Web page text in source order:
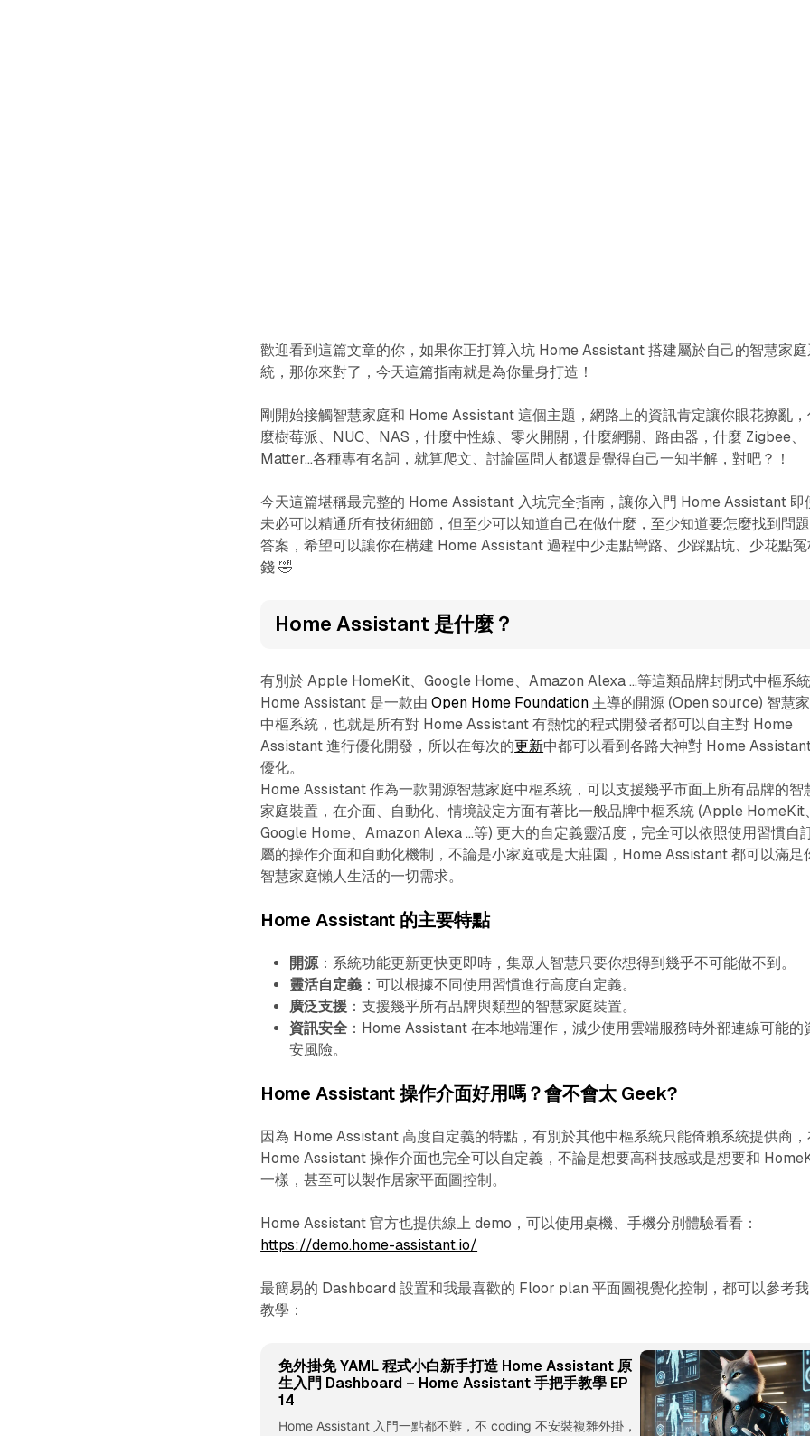
歡迎看到這篇文章的你，如果你正打算入坑 Home Assistant 搭建屬於自己的智慧家
統，那你來對了，今天這篇指南就是為你量身打造！
剛開始接觸智慧家庭和 Home Assistant 這個主題，網路上的資訊肯定讓你眼花撩亂
麼樹莓派、NUC、NAS，什麼中性線、零火開關，什麼網關、路由器，什麼 Zigbee、
Matter...各種專有名詞，就算爬文、討論區問人都還是覺得自己一知半解，對吧？！
今天這篇堪稱最完整的 Home Assistant 入坑完全指南，讓你入門 Home Assistant 即
未必可以精通所有技術細節，但至少可以知道自己在做什麼，至少知道要怎麼找到問
答案，希望可以讓你在構建 Home Assistant 過程中少走點彎路、少踩點坑、少花點冤
錢 🤣
Home Assistant 是什麼？
有別於 Apple HomeKit、Google Home、Amazon Alexa ...等這類品牌封閉式中樞系統
Home Assistant 是一款由Open Home Foundation 主導的開源 (Open source) 智慧
中樞系統，也就是所有對 Home Assistant 有熱忱的程式開發者都可以自主對 Home
Assistant 進行優化開發，所以在每次的更新中都可以看到各路大神對 Home
優化。
Home Assistant 作為一款開源智慧家庭中樞系統，可以支援幾乎市面上所有品牌的智
家庭裝置，在介面、自動化、情境設定方面有著比一般品牌中樞系統 (Apple HomeKit、
Google Home、Amazon Alexa ...等) 更大的自定義靈活度，完全可以依照使用習慣自
屬的操作介面和自動化機制，不論是小家庭或是大莊園，Home Assistant 都可以滿足
智慧家庭懶人生活的一切需求。
Home Assistant 的主要特點
開源：系統功能更新更快更即時，集眾人智慧只要你想得到幾乎不可能做不到。
靈活自定義 ：可以根據不同使用習慣進行高度自定義。
廣泛支援 ：支援幾乎所有品牌與類型的智慧家庭裝置。
資訊安全 ：Home Assistant 在本地端運作，減少使用雲端服務時外部連線可能的
安風險。
Home Assistant 操作介面好用嗎？會不會太 Geek?
因為 Home Assistant 高度自定義的特點，有別於其他中樞系統只能倚賴系統提供商，
Home Assistant 操作介面也完全可以自定義，不論是想要高科技感或是想要和
一樣，甚至可以製作居家平面圖控制。
Home Assistant 官方也提供線上 demo，可以使用桌機、手機分別體驗看看：
https://demo.home-assistant.io/
最簡易的 Dashboard 設置和我最喜歡的 Floor plan 平面圖視覺化控制，都可以參考
教學：
免外掛免 YAML 程式小白新手打造 Home Assistant 原
生入門 Dashboard – Home Assistant 手把手教學 EP
14
Home Assistant 入門一點都不難，不 coding 不安裝複雜外掛，